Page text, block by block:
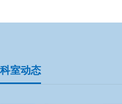
性肾功能衰竭等，对颅
科室动态